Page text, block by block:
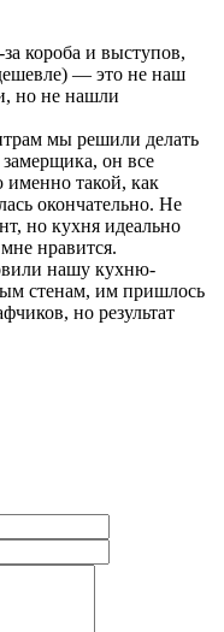
короба и выступов,
— это не наш
но не нашли
мы решили делать
он все
именно такой, как
окончательно. Не
но кухня идеально
нравится.
нашу кухню-
стенам, им пришлось
но результат